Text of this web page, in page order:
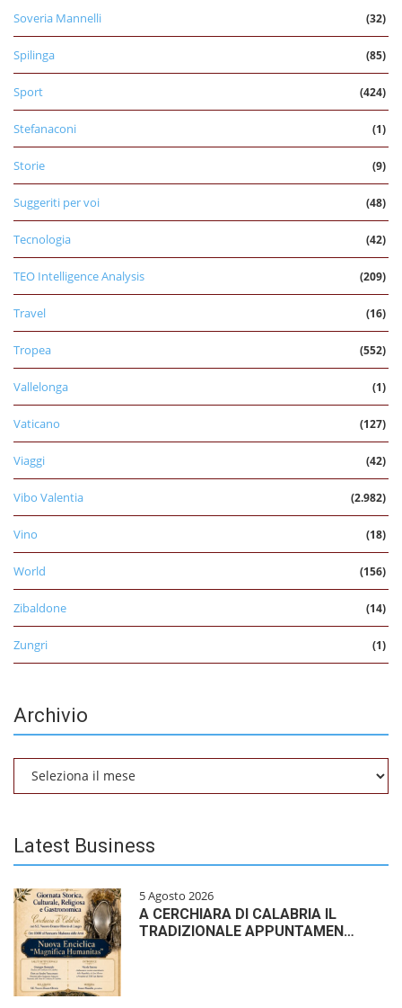
Soveria Mannelli (32)
Spilinga (85)
Sport (424)
Stefanaconi (1)
Storie (9)
Suggeriti per voi (48)
Tecnologia (42)
TEO Intelligence Analysis (209)
Travel (16)
Tropea (552)
Vallelonga (1)
Vaticano (127)
Viaggi (42)
Vibo Valentia (2.982)
Vino (18)
World (156)
Zibaldone (14)
Zungri (1)
Archivio
Archivio
Latest Business
5 Agosto 2026
A CERCHIARA DI CALABRIA IL
TRADIZIONALE APPUNTAMEN…